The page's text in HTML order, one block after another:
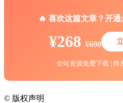
🔥 喜欢这篇文章？开
¥268 ¥698
全站资源免费下载 | 终
© 版权声明